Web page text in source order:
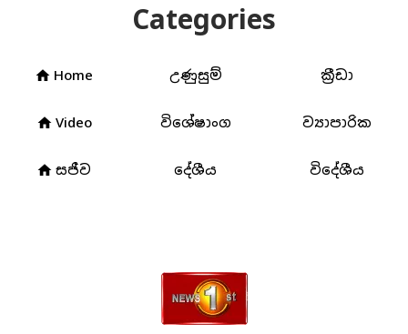
Categories
home Home උණුසුම් ක්‍රීඩා
home Video විශේෂාංග ව්‍යාපාරික
home සජීව දේශීය විදේශීය